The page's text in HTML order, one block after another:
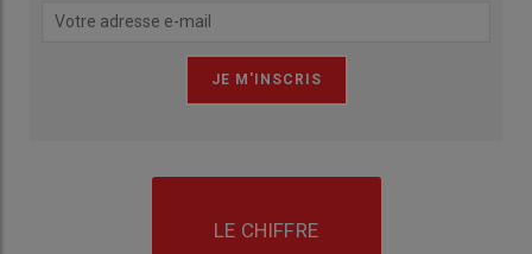
LE CHIFFRE